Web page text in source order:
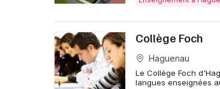
Collège Foch
Haguenau
Le Collège Foch
langues enseignées